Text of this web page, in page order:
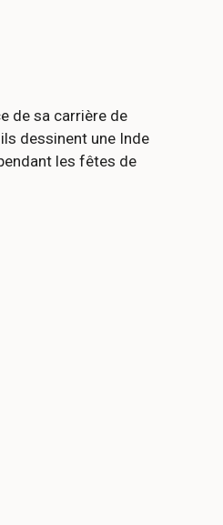
de sa carrière de
dessinent une Inde
les fêtes de